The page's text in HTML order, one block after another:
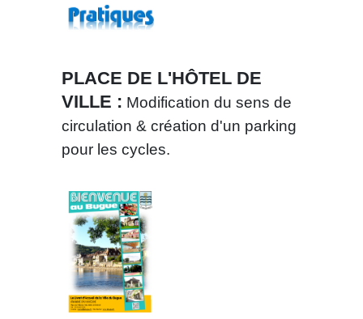
PLACE DE L'HÔTEL DE
VILLE : Modification du sens de
circulation & création d'un parking
pour les cycles.